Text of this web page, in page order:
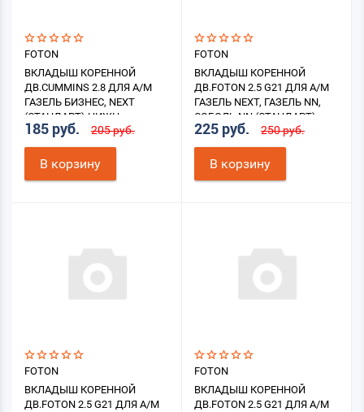
FOTON
ВКЛАДЫШ КОРЕННОЙ
ДВ.CUMMINS 2.8 ДЛЯ А/М
ГАЗЕЛЬ БИЗНЕС, NEXT
(СТАНДАРТ) НИЖН.
185 руб. 205 руб.
В корзину
FOTON
ВКЛАДЫШ КОРЕННОЙ
ДВ.FOTON 2.5 G21 ДЛЯ А/М
ГАЗЕЛЬ NEXT, ГАЗЕЛЬ NN,
СОБОЛЬ NN (СТАНДАРТ)
НИЖН.
225 руб. 250 руб.
В корзину
FOTON
ВКЛАДЫШ КОРЕННОЙ
ДВ.FOTON 2.5 G21 ДЛЯ А/М
FOTON
ВКЛАДЫШ КОРЕННОЙ
ДВ.FOTON 2.5 G21 ДЛЯ А/М